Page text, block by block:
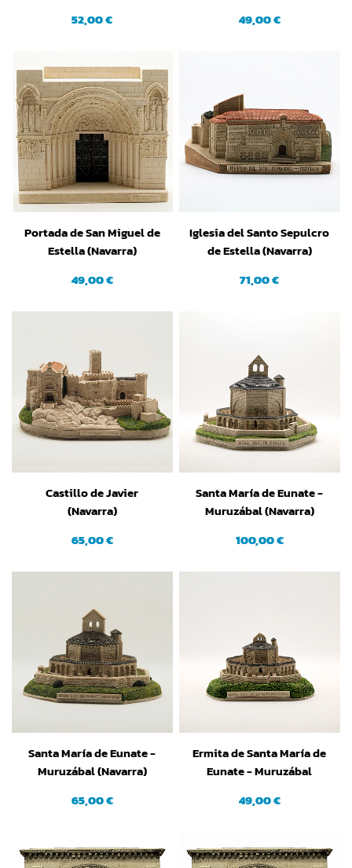
52,00 €
49,00 €
Portada de San Miguel de
Estella (Navarra)
49,00 €
Iglesia del Santo Sepulcro
de Estella (Navarra)
71,00 €
Castillo de Javier
(Navarra)
65,00 €
Santa María de Eunate -
Muruzábal (Navarra)
100,00 €
Santa María de Eunate -
Muruzábal (Navarra)
65,00 €
Ermita de Santa María de
Eunate - Muruzábal
49,00 €